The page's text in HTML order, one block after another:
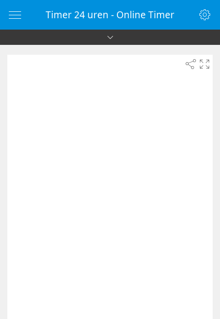
Timer 24 uren - Online Timer